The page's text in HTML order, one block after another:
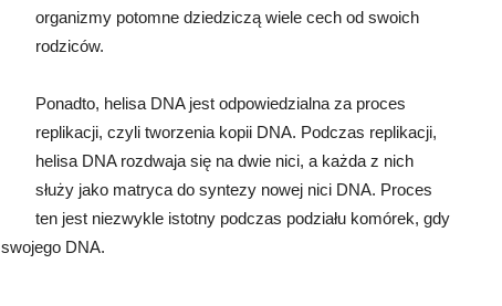
organizmy potomne dziedziczą wiele cech od swoich
rodziców.
Ponadto, helisa DNA jest odpowiedzialna za proces
replikacji, czyli tworzenia kopii DNA. Podczas replikacji,
helisa DNA rozdwaja się na dwie nici, a każda z nich
służy jako matryca do syntezy nowej nici DNA. Proces
ten jest niezwykle istotny podczas podziału komórek, gdy
DNA.